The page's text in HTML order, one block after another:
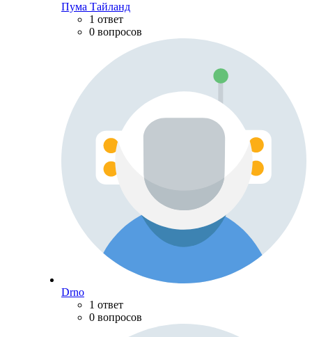
Пума Тайланд
1 ответ
0 вопросов
Drno
1 ответ
0 вопросов